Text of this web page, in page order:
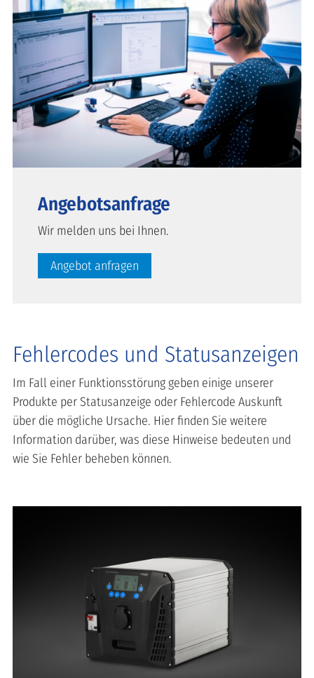
Angebotsanfrage
Wir melden uns bei Ihnen.
Angebot anfragen
Fehlercodes und Statusanzeigen
Im Fall einer Funktionsstörung geben einige unserer
Produkte per Statusanzeige oder Fehlercode Auskunft
über die mögliche Ursache. Hier finden Sie weitere
Information darüber, was diese Hinweise bedeuten und
wie Sie Fehler beheben können.